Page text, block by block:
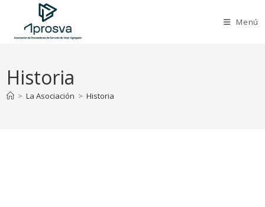
contenido
Menú
Historia
> La Asociación > Historia